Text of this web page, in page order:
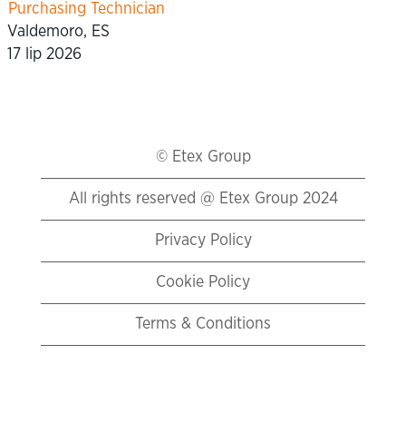
Purchasing Technician
Valdemoro, ES
17 lip 2026
© Etex Group
All rights reserved @ Etex Group 2024
Privacy Policy
Cookie Policy
Terms & Conditions